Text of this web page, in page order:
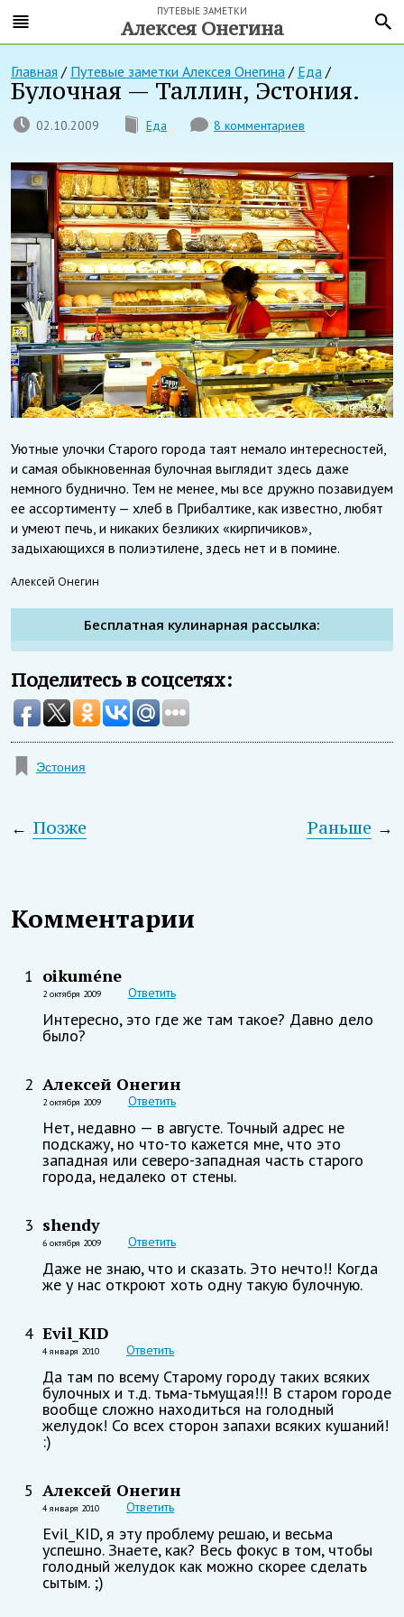
ПУТЕВЫЕ ЗАМЕТКИ
Алексея Онегина
Главная / Путевые заметки Алексея Онегина / Еда /
Булочная — Таллин, Эстония.
02.10.2009 Еда 8 комментариев
Уютные улочки Старого города таят немало интересностей,
и самая обыкновенная булочная выглядит здесь даже
немного буднично. Тем не менее, мы все дружно позавидуем
ее ассортименту — хлеб в Прибалтике, как известно, любят
и умеют печь, и никаких безликих «кирпичиков»,
задыхающихся в полиэтилене, здесь нет и в помине.
Алексей Онегин
Бесплатная кулинарная рассылка:
Поделитесь в соцсетях:
Эстония
← Позже →
Раньше
Комментарии
1 oikuméne
2 октября 2009 Ответить
Интересно, это где же там такое? Давно дело
было?
2 Алексей Онегин
2 октября 2009 Ответить
Нет, недавно — в августе. Точный адрес не
подскажу, но что-то кажется мне, что это
западная или северо-западная часть старого
города, недалеко от стены.
3 shendy
6 октября 2009 Ответить
Даже не знаю, что и сказать. Это нечто!! Когда
же у нас откроют хоть одну такую булочную.
4 Evil_KID
4 января 2010 Ответить
Да там по всему Старому городу таких всяких
булочных и т.д. тьма-тьмущая!!! В старом городе
вообще сложно находиться на голодный
желудок! Со всех сторон запахи всяких кушаний!
:)
5 Алексей Онегин
4 января 2010 Ответить
Evil_KID, я эту проблему решаю, и весьма
успешно. Знаете, как? Весь фокус в том, чтобы
голодный желудок как можно скорее сделать
сытым. ;)